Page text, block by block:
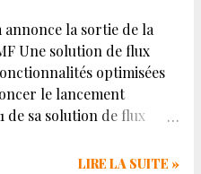
ainsi que pour
des
s'est fixée est décrite
la sortie de la
Une solution de flux
optimisées
le lancement
de sa solution de flux
est dédiée à la gestion
LIRE LA SUITE »